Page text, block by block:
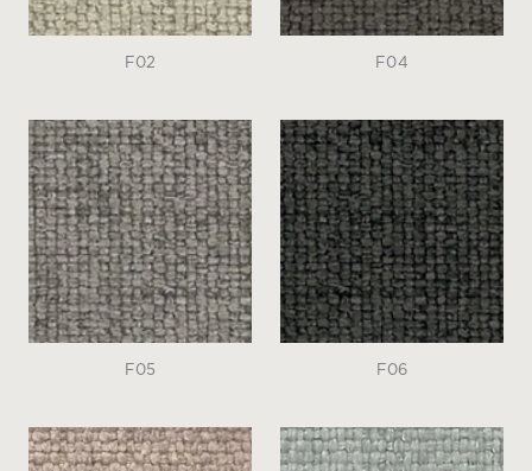
F02 F04
F05 F06